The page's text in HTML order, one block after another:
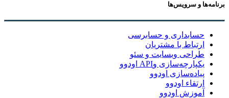
برنامه‌ها و سرویس‌ها
حسابداری و حسابرسی
ارتباط با مشتریان
طراحی وبسایت و سئو
یکپارچه‌سازی وAPI اودوو
پیاده‌سازی اودوو
ارتقاء اودوو
آموزش اودوو